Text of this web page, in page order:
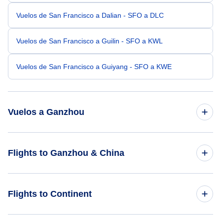
Vuelos de San Francisco a Dalian - SFO a DLC
Vuelos de San Francisco a Guilin - SFO a KWL
Vuelos de San Francisco a Guiyang - SFO a KWE
Vuelos a Ganzhou
Vuelos de San Jose a Ganzhou - SJO a KOW
Flights to Ganzhou & China
Flights to Continent